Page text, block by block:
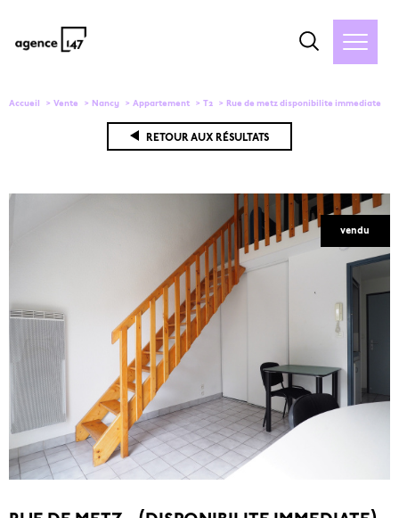
Accueil Vente Nancy Appartement T2 Rue de metz disponibilite immediate
RETOUR AUX RÉSULTATS
vendu